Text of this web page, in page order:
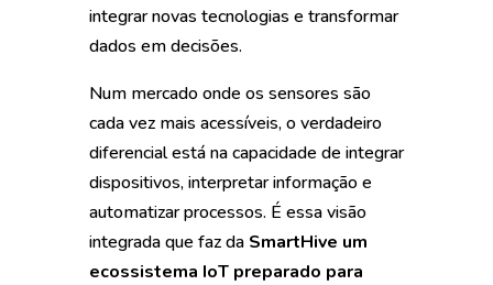
integrar novas tecnologias e transformar
dados em decisões.
Num mercado onde os sensores são
cada vez mais acessíveis, o verdadeiro
diferencial está na capacidade de integrar
dispositivos, interpretar informação e
automatizar processos. É essa visão
integrada que faz da SmartHive um
ecossistema IoT preparado para